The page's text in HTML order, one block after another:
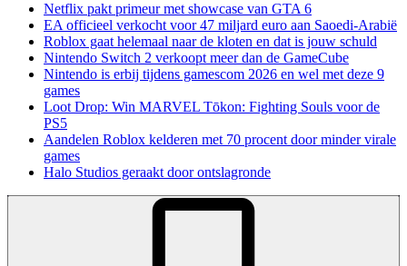
Netflix pakt primeur met showcase van GTA 6
EA officieel verkocht voor 47 miljard euro aan Saoedi-Arabië
Roblox gaat helemaal naar de kloten en dat is jouw schuld
Nintendo Switch 2 verkoopt meer dan de GameCube
Nintendo is erbij tijdens gamescom 2026 en wel met deze 9
games
Loot Drop: Win MARVEL Tōkon: Fighting Souls voor de
PS5
Aandelen Roblox kelderen met 70 procent door minder virale
games
Halo Studios geraakt door ontslagronde